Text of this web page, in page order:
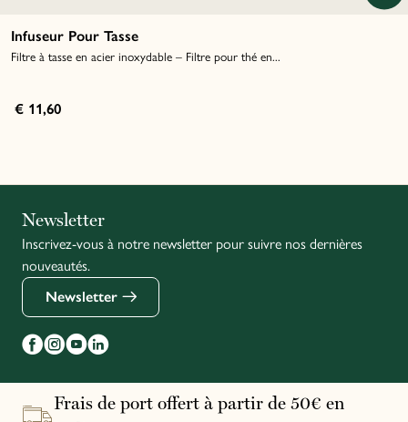
Infuseur Pour Tasse
Filtre à tasse en acier inoxydable – Filtre pour thé en...
€ 11,60
English
Newsletter
Inscrivez-vous à notre newsletter pour suivre nos dernières
nouveautés.
Newsletter
Frais de port offert à partir de 50€ en